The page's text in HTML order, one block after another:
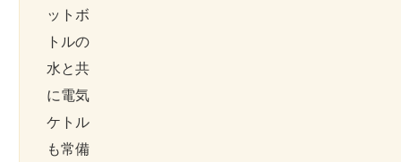
ットボ
トルの
水と共
に電気
ケトル
も常備